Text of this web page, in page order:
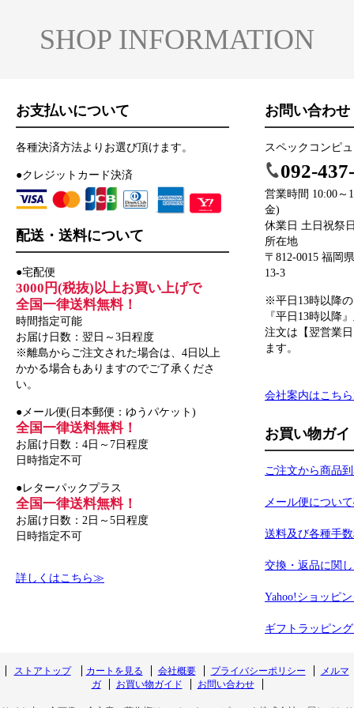
SHOP INFORMATION
お支払いについて
各種決済方法よりお選び頂けます。
●クレジットカード決済
配送・送料について
●宅配便
3000円(税抜)以上お買い上げで
全国一律送料無料！
時間指定可能
お届け日数：翌日～3日程度
※離島からご注文された場合は、4日以上
かかる場合もありますのでご了承くださ
い。
●メール便(日本郵便：ゆうパケット)
全国一律送料無料！
お届け日数：4日～7日程度
日時指定不可
●レターパックプラス
全国一律送料無料！
お届け日数：2日～5日程度
日時指定不可
詳しくはこちら≫
お問い合わせ
スペックコンピ
092-
営業時間 10:00～
金)
休業日 土日祝祭
所在地
〒812-0015 福岡
13-3
※平日13時以降
『平日13時以降
注文は【翌営業
ます。
会社案内はこち
お買い物ガイ
ご注文から商品
メール便につい
送料及び各種手
交換・返品に関
Yahoo!ショッピ
ギフトラッピン
ストアトップ カートを見る 会社概要 プライバシーポリシー
メルマ
ガ
お買い物ガイド お問い合わせ